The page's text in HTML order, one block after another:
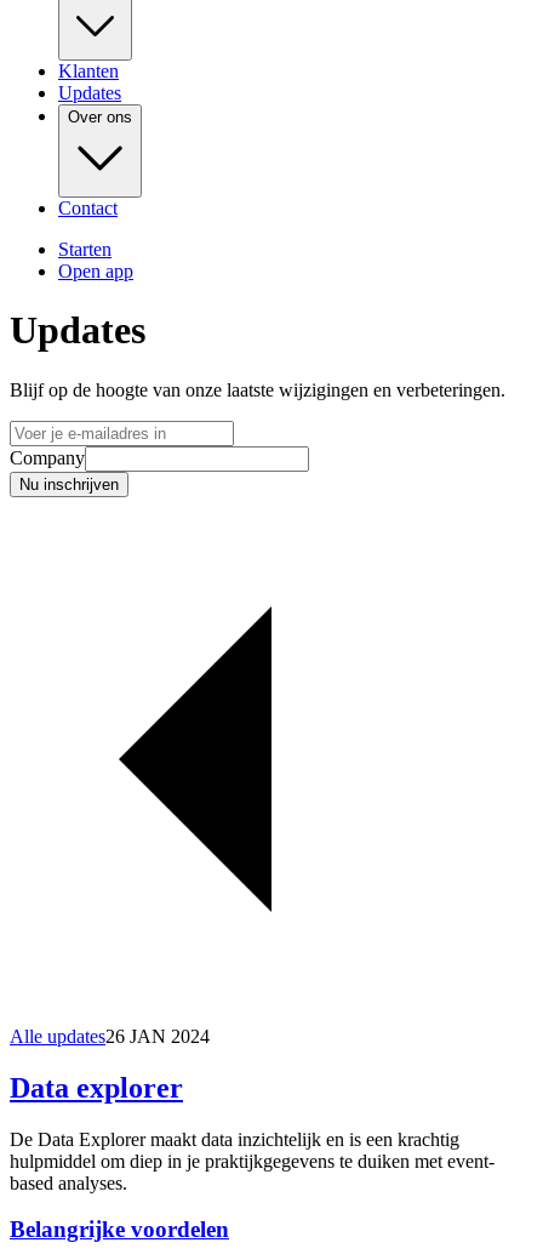
Klanten
Updates
Over ons
Contact
Starten
Open app
Updates
Blijf op de hoogte van onze laatste wijzigingen en verbeteringen.
Company
Nu inschrijven
Alle updates26 JAN 2024
Data explorer
De Data Explorer maakt data inzichtelijk en is een krachtig
hulpmiddel om diep in je praktijkgegevens te duiken met event-
based analyses.
Belangrijke voordelen